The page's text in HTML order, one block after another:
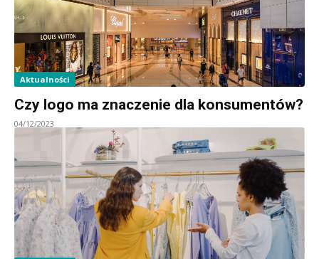
Aktualności
Czy logo ma znaczenie dla konsumentów?
04/12/2023